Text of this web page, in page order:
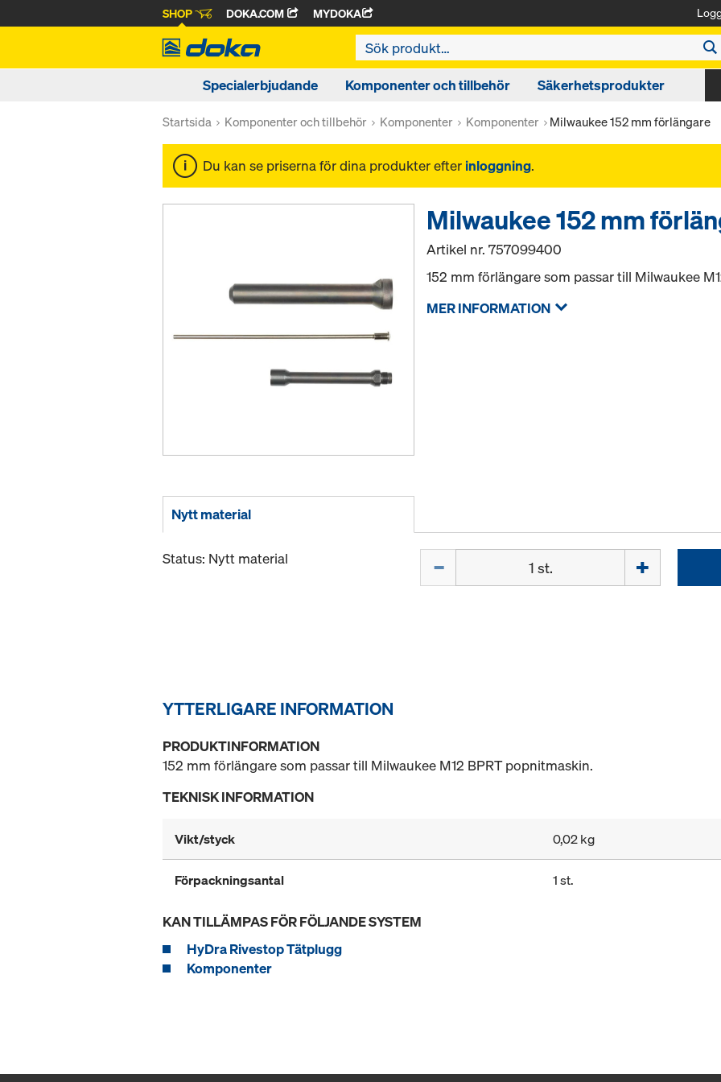
SHOP DOKA.COM MYDOKA
Specialerbjudande Komponenter och tillbehör Säkerhetsprodukter
Startsida Komponenter och tillbehör Komponenter Komponenter Milwaukee 152 mm förlängare
Du kan se priserna för dina produkter efter inloggning.
Milwaukee 152 mm
Artikel nr.757099400
152 mm förlängare som passar till Milwaukee
MER INFORMATION
Nytt material
Status: Nytt material
YTTERLIGARE INFORMATION
PRODUKTINFORMATION
152 mm förlängare som passar till Milwaukee M12 BPRT popnitmaskin.
TEKNISK INFORMATION
Vikt/styck 0,02 kg
Förpackningsantal 1 st.
KAN TILLÄMPAS FÖR FÖLJANDE SYSTEM
HyDra Rivestop Tätplugg
Komponenter